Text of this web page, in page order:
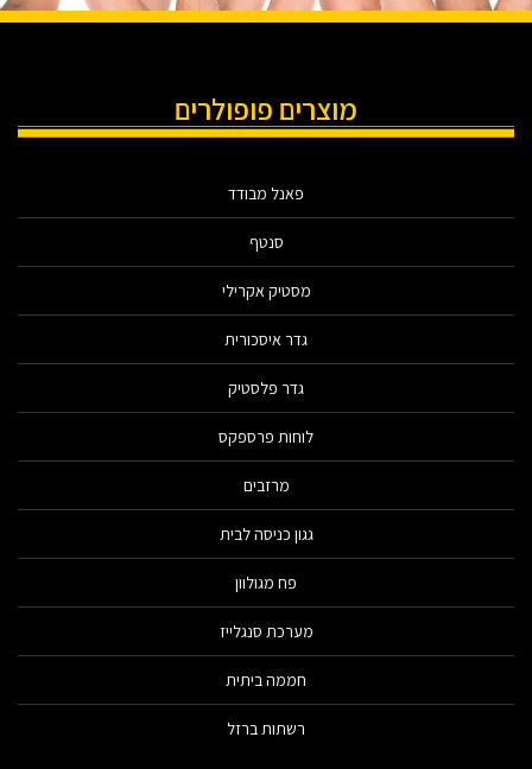
מוצרים פופולרים
פאנל מבודד
סנטף
מסטיק אקרילי
גדר איסכורית
גדר פלסטיק
לוחות פרספקס
מרזבים
גגון כניסה לבית
פח מגולוון
מערכת סנגלייז
חממה ביתית
רשתות ברזל